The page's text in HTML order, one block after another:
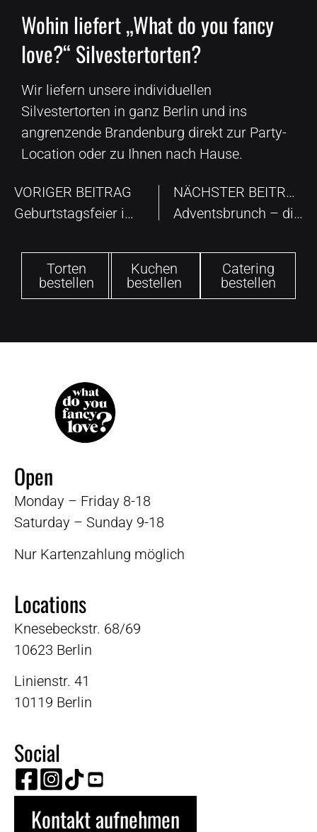
Wohin liefert „What do you fancy
love?“ Silvestertorten?
Wir liefern unsere individuellen
Silvestertorten in ganz Berlin und ins
angrenzende Brandenburg direkt zur Party-
Location oder zu Ihnen nach Hause.
VORIGER BEITRAG
Geburtstagsfeier im Winter – so wird es trotzdem schön
NÄCHSTER BEITRAG
Adventsbrunch – die etwas andere Weihnachtsfeier
Torten
bestellen
Kuchen
bestellen
Catering
bestellen
Open
Monday – Friday 8-18
Saturday – Sunday 9-18
Nur Kartenzahlung möglich
Locations
Knesebeckstr. 68/69
10623 Berlin
Linienstr. 41
10119 Berlin
Social
Kontakt aufnehmen